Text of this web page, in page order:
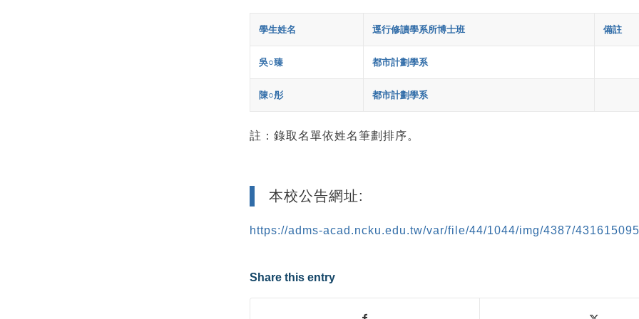
學生姓名 逕行修讀學系所博士班 備註
吳○臻 都市計劃學系
陳○彤 都市計劃學系
註：錄取名單依姓名筆劃排序。
本校公告網址:
https://adms-acad.ncku.edu.tw/var/file/44/1044/img/4387/
Share this entry